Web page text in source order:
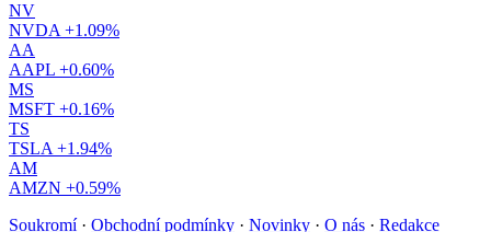
NV
NVDA +1.09%
AA
AAPL +0.60%
MS
MSFT +0.16%
TS
TSLA +1.94%
AM
AMZN +0.59%
Soukromí · Obchodní podmínky · Novinky · O nás · Redakce